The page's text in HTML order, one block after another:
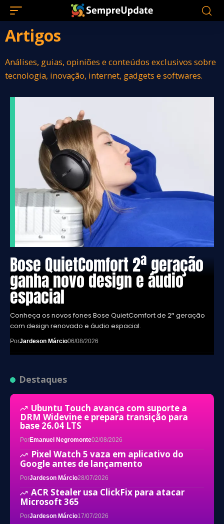
Artigos
Análises, guias, opiniões e conteúdos exclusivos sobre
tecnologia, inovação, internet, gadgets e softwares.
Bose QuietComfort 2ª geração
ganha novo design e áudio
espacial
Conheça os novos fones Bose QuietComfort de 2ª geração
com design renovado e áudio espacial.
PorJardeson Márcio06/08/2026
Destaques
Ubuntu Touch avança com suporte a
DRM Widevine e prepara transição para
base 26.04 LTS
PorEmanuel Negromonte02/08/2026
Pixel Watch 5 vaza em aplicativo do
Google antes de lançamento
PorJardeson Márcio28/07/2026
ACR Stealer usa ClickFix para atacar
Microsoft 365
PorJardeson Márcio17/07/2026